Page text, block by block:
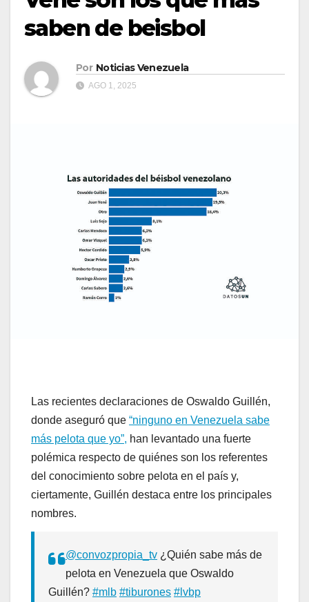
saben de beisbol
Por Noticias Venezuela
AGO 1, 2025
Las recientes declaraciones de Oswaldo Guillén,
donde aseguró que “ninguno en Venezuela sabe
más pelota que yo”, han levantado una fuerte
polémica respecto de quiénes son los referentes
del conocimiento sobre pelota en el país y,
ciertamente, Guillén destaca entre los principales
nombres.
@convozpropia_tv ¿Quién sabe más de
pelota en Venezuela que Oswaldo
Guillén? #mlb #tiburones #lvbp